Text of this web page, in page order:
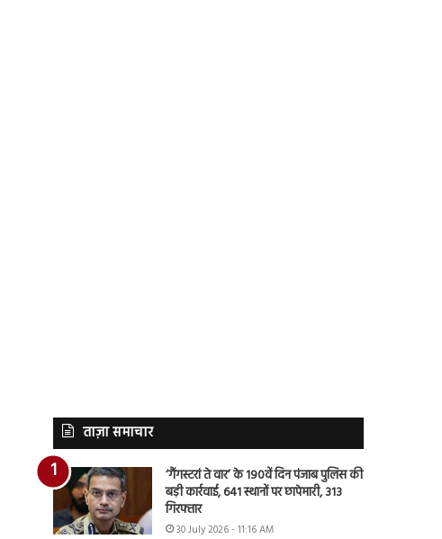
ताज़ा समाचार
‘गैंगस्टरां ते वार’ के 190वें दिन पंजाब पुलिस की
बड़ी कार्रवाई, 641 स्थानों पर छापेमारी, 313
गिरफ्तार
30 July 2026 - 11:16 AM